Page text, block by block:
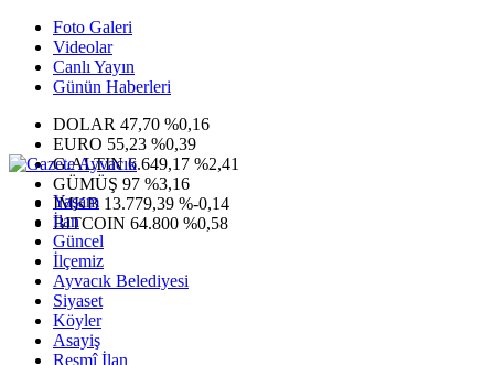
Foto Galeri
Videolar
Canlı Yayın
Günün Haberleri
DOLAR 47,70 %0,16
EURO 55,23 %0,39
G.ALTIN6.649,17 %2,41
GÜMÜŞ 97 %3,16
IMKB 13.779,39 %-0,14
BITCOIN 64.800 %0,58
Yaşam
İlan
Güncel
İlçemiz
Ayvacık Belediyesi
Siyaset
Köyler
Asayiş
Resmî İlan